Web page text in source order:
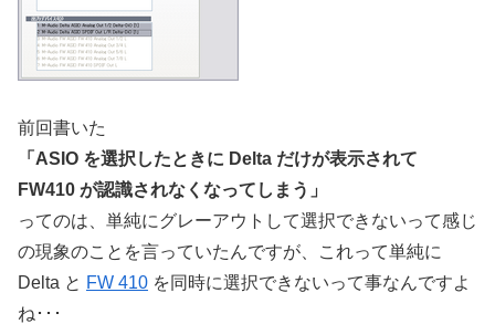
前回書いた
「ASIO を選択したときに Delta だけが表示されて
FW410 が認識されなくなってしまう」
ってのは、単純にグレーアウトして選択できないって感じ
の現象のことを言っていたんですが、これって単純に
Delta と FW 410 を同時に選択できないって事なんですよ
ね･･･